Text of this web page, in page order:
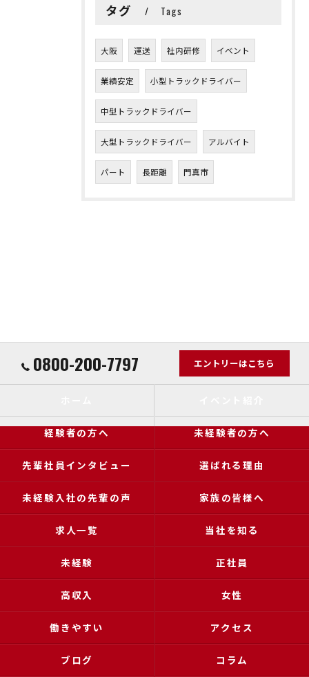
タグ Tags
大阪 運送 社内研修 イベント
業績安定 小型トラックドライバー
中型トラックドライバー
大型トラックドライバー アルバイト
パート 長距離 門真市
0800-200-7797 エントリーはこちら
経験者の方へ 未経験者の方へ
先輩社員インタビュー 選ばれる理由
未経験入社の先輩の声 家族の皆様へ
求人一覧 当社を知る
未経験 正社員
高収入 女性
働きやすい アクセス
ブログ コラム